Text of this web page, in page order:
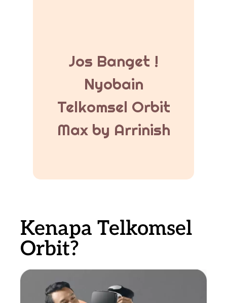
Jos Banget !
Nyobain
Telkomsel Orbit
Max by Arrinish
Kenapa Telkomsel
Orbit?